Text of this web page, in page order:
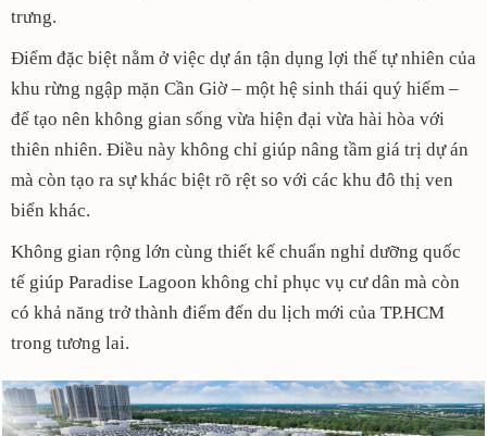
trưng.
Điểm đặc biệt nằm ở việc dự án tận dụng lợi thế tự nhiên của
khu rừng ngập mặn Cần Giờ – một hệ sinh thái quý hiếm –
để tạo nên không gian sống vừa hiện đại vừa hài hòa với
thiên nhiên. Điều này không chỉ giúp nâng tầm giá trị dự án
mà còn tạo ra sự khác biệt rõ rệt so với các khu đô thị ven
biển khác.
Không gian rộng lớn cùng thiết kế chuẩn nghỉ dưỡng quốc
tế giúp Paradise Lagoon không chỉ phục vụ cư dân mà còn
có khả năng trở thành điểm đến du lịch mới của TP.HCM
trong tương lai.